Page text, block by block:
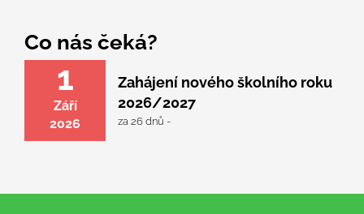
Co nás čeká?
1
Září
2026
Zahájení nového školního roku
2026/2027
za 26 dnů -